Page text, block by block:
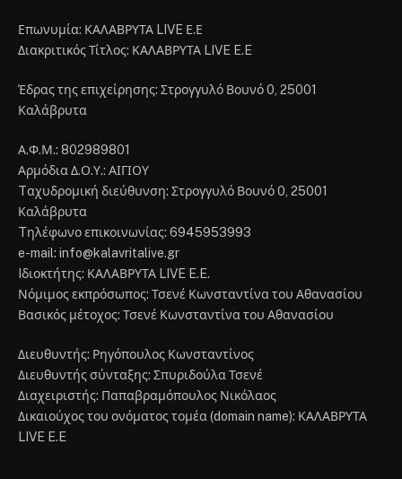
Επωνυμία: ΚΑΛΑΒΡΥΤΑ LIVE Ε.Ε
Διακριτικός Τίτλος: ΚΑΛΑΒΡΥΤΑ LIVE E.E
Έδρας της επιχείρησης: Στρογγυλό Βουνό 0, 25001
Καλάβρυτα
Α.Φ.Μ.: 802989801
Αρμόδια Δ.Ο.Υ.: ΑΙΓΙΟΥ
Tαχυδρομική διεύθυνση: Στρογγυλό Βουνό 0, 25001
Καλάβρυτα
Tηλέφωνο επικοινωνίας: 6945953993
e-mail: info@kalavritalive.gr
Iδιοκτήτης: ΚΑΛΑΒΡΥΤΑ LIVE E.E.
Νόμιμος εκπρόσωπος: Τσενέ Κωνσταντίνα του Αθανασίου
Βασικός μέτοχος: Τσενέ Κωνσταντίνα του Αθανασίου
Διευθυντής: Ρηγόπουλος Κωνσταντίνος
Διευθυντής σύνταξης: Σπυριδούλα Τσενέ
Διαχειριστής: Παπαβραμόπουλος Νικόλαος
Δικαιούχος του ονόματος τομέα (domain name): ΚΑΛΑΒΡΥΤΑ
LIVE E.E